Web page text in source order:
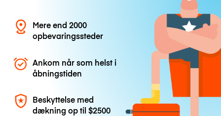
Mere end 2000
opbevaringssteder
Ankom når som helst i
åbningstiden
Beskyttelse med
dækning op til$2500